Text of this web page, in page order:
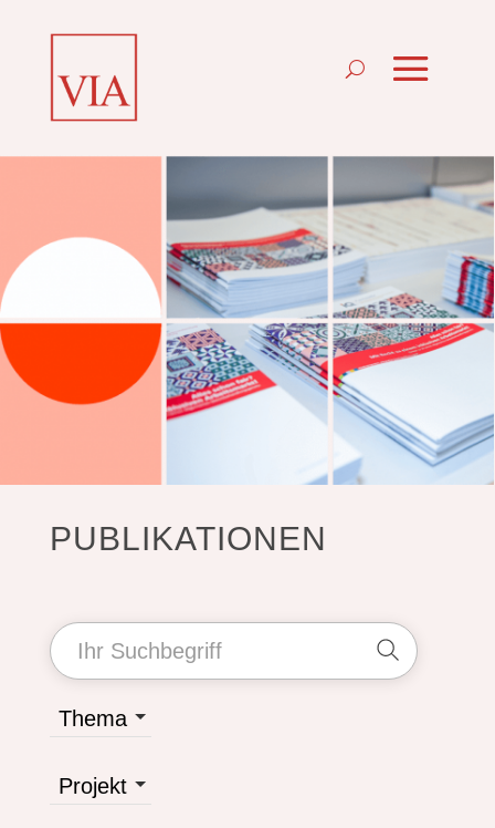
PUBLIKATIONEN
Thema
Projekt